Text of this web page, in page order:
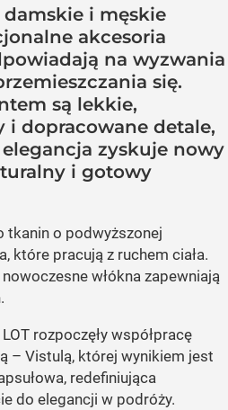
i męskie
akcesoria
na wyzwania
się.
są lekkie,
i dopracowane detale,
zyskuje nowy
i gotowy
tkanin o podwyższonej
które pracują z ruchem ciała.
włókna zapewniają
rozpoczęły współpracę
– Vistulą, której wynikiem jest
redefiniująca
do elegancji w podróży.